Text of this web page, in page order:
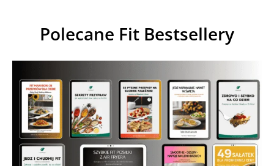
Polecane Fit Bestsellery